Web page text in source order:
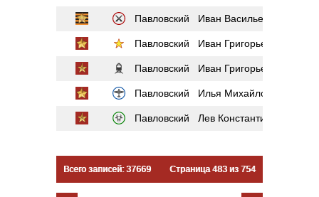
Павловский Иван Васильевич
Павловский Иван Григорьевич
Павловский Иван Григорьевич
Павловский Илья Михайлович
Павловский Лев Константинович
Всего записей: 37669 Страница 483 из 754